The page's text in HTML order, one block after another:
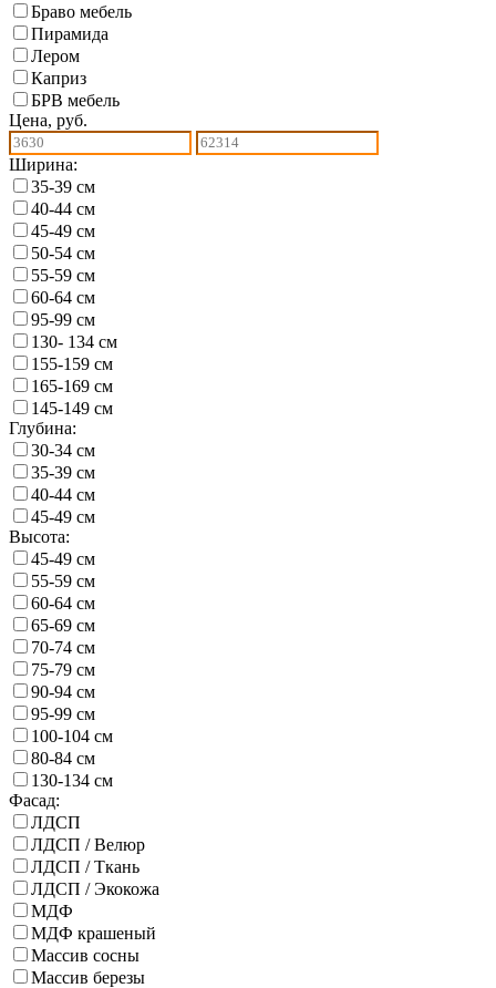
Браво мебель
Пирамида
Лером
Каприз
БРВ мебель
Цена, руб.
Ширина:
35-39 см
40-44 см
45-49 см
50-54 см
55-59 см
60-64 см
95-99 см
130- 134 см
155-159 см
165-169 см
145-149 см
Глубина:
30-34 см
35-39 см
40-44 см
45-49 см
Высота:
45-49 см
55-59 см
60-64 см
65-69 см
70-74 см
75-79 см
90-94 см
95-99 см
100-104 см
80-84 см
130-134 см
Фасад:
ЛДСП
ЛДСП / Велюр
ЛДСП / Ткань
ЛДСП / Экокожа
МДФ
МДФ крашеный
Массив сосны
Массив березы